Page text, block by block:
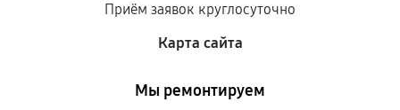
Приём заявок круглосуточно
Карта сайта
Мы ремонтируем